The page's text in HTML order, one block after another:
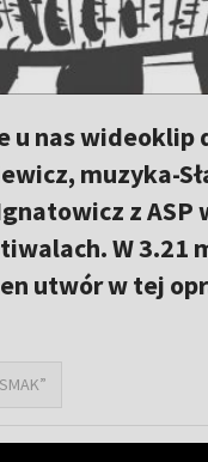
u nas
muzyka-
z ASP
W 3.21
utwór w tej